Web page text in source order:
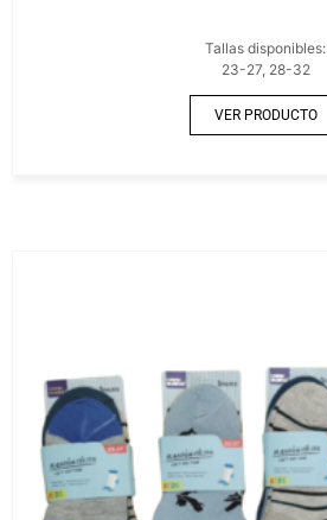
Tallas disponibles:
23-27, 28-32
VER PRODUCTO